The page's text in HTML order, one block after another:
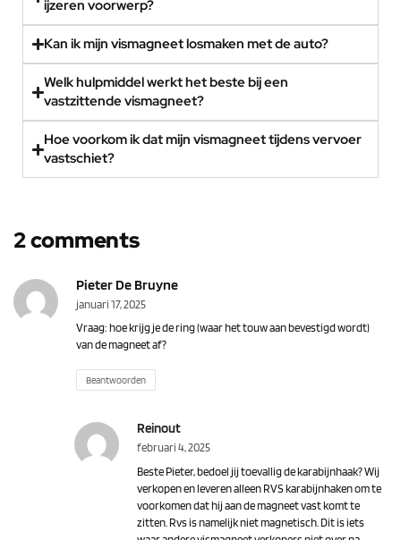
ijzeren voorwerp?
Kan ik mijn vismagneet losmaken met de auto?
Welk hulpmiddel werkt het beste bij een
vastzittende vismagneet?
Hoe voorkom ik dat mijn vismagneet tijdens vervoer
vastschiet?
2 comments
Pieter De Bruyne
januari 17, 2025
Vraag: hoe krijg je de ring (waar het touw aan bevestigd wordt)
van de magneet af?
Beantwoorden
Reinout
februari 4, 2025
Beste Pieter, bedoel jij toevallig de karabijnhaak? Wij
verkopen en leveren alleen RVS karabijnhaken om te
voorkomen dat hij aan de magneet vast komt te
zitten. Rvs is namelijk niet magnetisch. Dit is iets